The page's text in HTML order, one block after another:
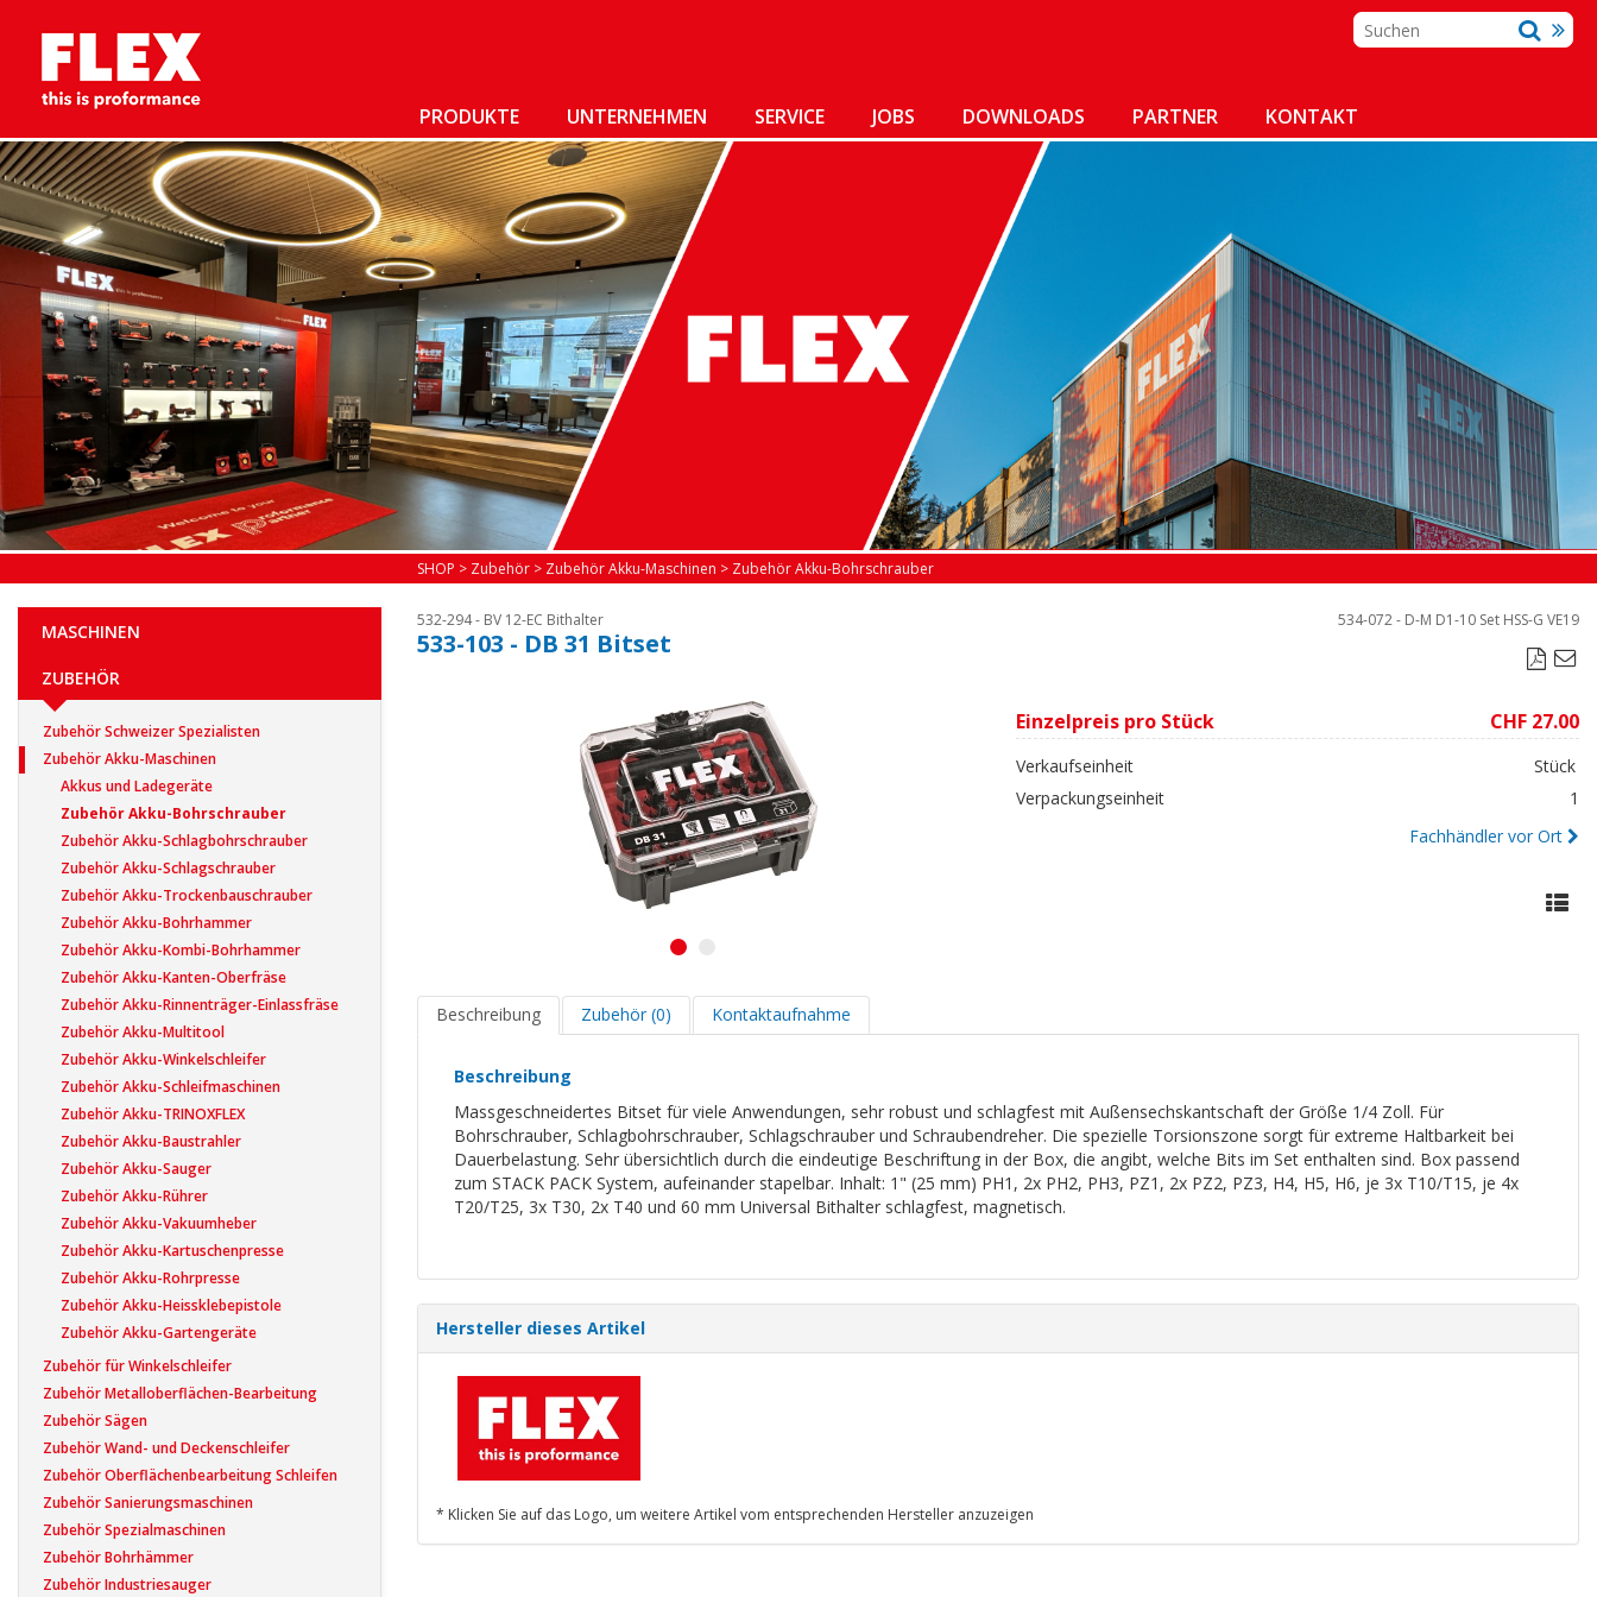
PRODUKTE UNTERNEHMEN SERVICE JOBS DOWNLOADS PARTNER KONTAKT
MASCHINEN
ZUBEHÖR
Zubehör Schweizer Spezialisten
Zubehör Akku-Maschinen
Akkus und Ladegeräte
Zubehör Akku-Bohrschrauber
Zubehör Akku-Schlagbohrschrauber
Zubehör Akku-Schlagschrauber
Zubehör Akku-Trockenbauschrauber
Zubehör Akku-Bohrhammer
Zubehör Akku-Kombi-Bohrhammer
Zubehör Akku-Kanten-Oberfräse
Zubehör Akku-Rinnenträger-Einlassfräse
Zubehör Akku-Multitool
Zubehör Akku-Winkelschleifer
Zubehör Akku-Schleifmaschinen
Zubehör Akku-TRINOXFLEX
Zubehör Akku-Baustrahler
Zubehör Akku-Sauger
Zubehör Akku-Rührer
Zubehör Akku-Vakuumheber
Zubehör Akku-Kartuschenpresse
Zubehör Akku-Rohrpresse
Zubehör Akku-Heissklebepistole
Zubehör Akku-Gartengeräte
Zubehör für Winkelschleifer
Zubehör Metalloberflächen-Bearbeitung
Zubehör Sägen
Zubehör Wand- und Deckenschleifer
Zubehör Oberflächenbearbeitung Schleifen
Zubehör Sanierungsmaschinen
Zubehör Spezialmaschinen
Zubehör Bohrhämmer
Zubehör Industriesauger
SHOP > Zubehör > Zubehör Akku-Maschinen > Zubehör Akku-Bohrschrauber
532-294 - BV 12-EC Bithalter 534-072 - D-M D1-10 Set HSS-G VE19
533-103 - DB 31 Bitset 
1
Einzelpreis pro Stück CHF 27.00
Verkaufseinheit
Stück
Verpackungseinheit
1
Fachhändler vor Ort
Beschreibung Zubehör (0) Kontaktaufnahme
Beschreibung
Massgeschneidertes Bitset für viele Anwendungen, sehr robust und schlagfest mit Außensechskantschaft der Größe 1/4 Zoll. Für
Bohrschrauber, Schlagbohrschrauber, Schlagschrauber und Schraubendreher. Die spezielle Torsionszone sorgt für extreme Haltbarkeit bei
Dauerbelastung. Sehr übersichtlich durch die eindeutige Beschriftung in der Box, die angibt, welche Bits im Set enthalten sind. Box passend
zum STACK PACK System, aufeinander stapelbar. Inhalt: 1" (25 mm) PH1, 2x PH2, PH3, PZ1, 2x PZ2, PZ3, H4, H5, H6, je 3x T10/T15, je 4x
T20/T25, 3x T30, 2x T40 und 60 mm Universal Bithalter schlagfest, magnetisch.
Hersteller dieses Artikel
* Klicken Sie auf das Logo, um weitere Artikel vom entsprechenden Hersteller anzuzeigen